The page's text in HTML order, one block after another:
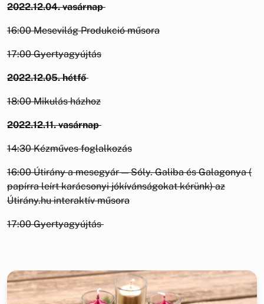
2022.12.04. vasárnap
16:00 Mesevilág Produkció műsora
17:00 Gyertyagyújtás
2022.12.05. hétfő
18:00 Mikulás házhoz
2022.12.11. vasárnap
14:30 Kézműves foglalkozás
16:00 Útirány a mesegyár — Sóly. Galiba és Galagonya (
papírra leírt karácsonyi jókívánságokat kérünk) az
Útirány.hu interaktív műsora
17:00 Gyertyagyújtás